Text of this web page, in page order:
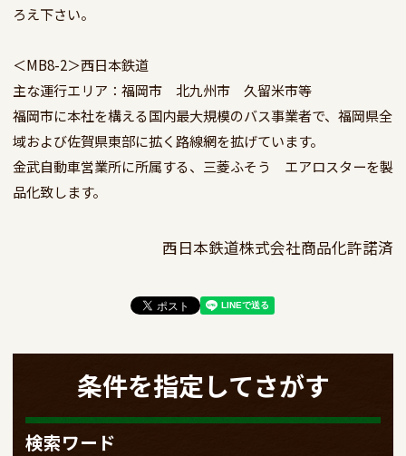
ろえ下さい。
＜MB8-2＞西日本鉄道
主な運行エリア：福岡市　北九州市　久留米市等
福岡市に本社を構える国内最大規模のバス事業者で、福岡県全
域および佐賀県東部に拡く路線網を拡げています。
金武自動車営業所に所属する、三菱ふそう　エアロスターを製
品化致します。
西日本鉄道株式会社商品化許諾済
条件を指定してさがす
検索ワード